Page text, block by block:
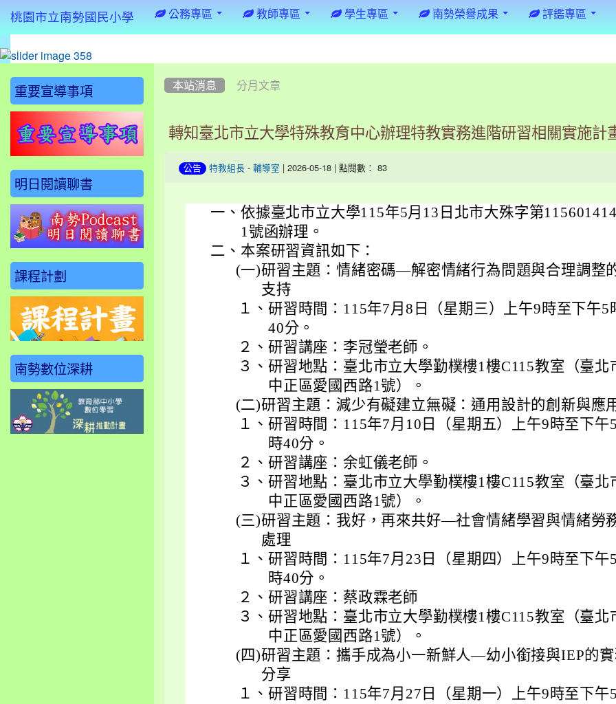
桃園市立南勢國民小學 公務專區 教師專區 學生專區 南勢榮譽成果 評鑑專區
本站消息 分月文章
轉知臺北市立大學特殊教育中心辦理特教實務進階研習相關實施計
公告 特教組長 - 輔導室 | 2026-05-18 | 點閱數： 83
一、 依據臺北市立大學115年5月13日北市大殊字第
1號函辦理。
二、 本案研習資訊如下：
(一)研習主題：情緒密碼—解密情緒行為問題與合理調整
支持
１、 研習時間：115年7月8日（星期三）上午9時至下午5
40分。
２、 研習講座：李冠瑩老師。
３、 研習地點：臺北市立大學勤樸樓1樓C115教室（臺北
中正區愛國西路1號）。
(二)研習主題：減少有礙建立無礙：通用設計的創新與應
１、 研習時間：115年7月10日（星期五）上午9時至下午5
時40分。
２、 研習講座：余虹儀老師。
３、 研習地點：臺北市立大學勤樸樓1樓C115教室（臺北
中正區愛國西路1號）。
(三)研習主題：我好，再來共好—社會情緒學習與情緒勞
處理
１、 研習時間：115年7月23日（星期四）上午9時至下午5
時40分。
２、 研習講座：蔡政霖老師
３、 研習地點：臺北市立大學勤樸樓1樓C115教室（臺北
中正區愛國西路1號）。
(四)研習主題：攜手成為小一新鮮人—幼小銜接與IEP的
分享
１、 研習時間：115年7月27日（星期一）上午9時至下午5
::: 重要宣導事項
明日閱讀聊書
課程計劃
南勢數位深耕